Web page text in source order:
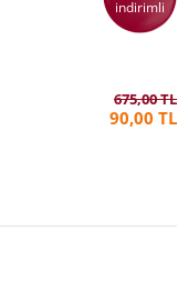
indirimli
675,00 TL
90,00 TL